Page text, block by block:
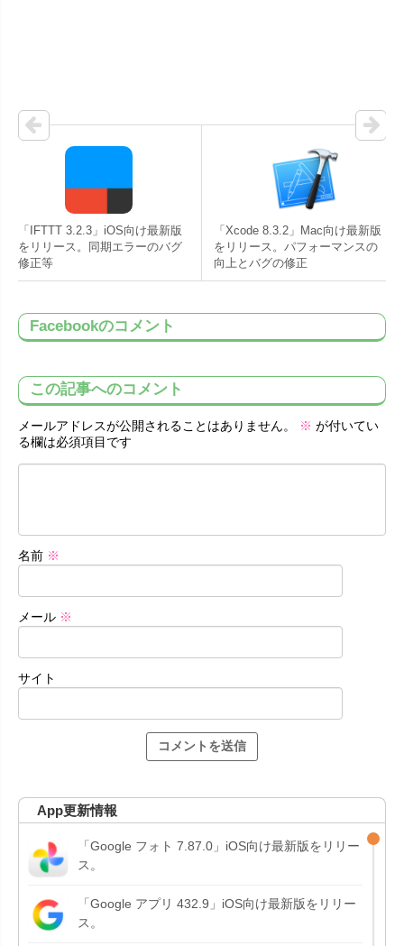
「IFTTT 3.2.3」iOS向け最新版
をリリース。同期エラーのバグ
修正等
「Xcode 8.3.2」Mac向け最新版
をリリース。パフォーマンスの
向上とバグの修正
Facebookのコメント
この記事へのコメント
メールアドレスが公開されることはありません。 ※ が付いてい
る欄は必須項目です
名前 ※
メール ※
サイト
App更新情報
「Google フォト 7.87.0」iOS向け最新版をリリー
ス。
「Google アプリ 432.9」iOS向け最新版をリリー
ス。